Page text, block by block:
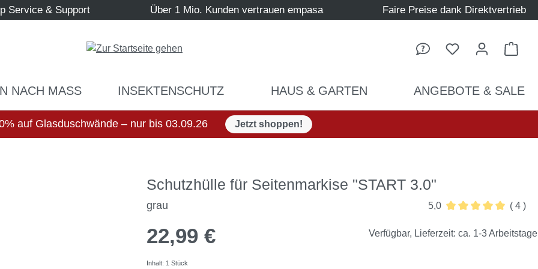
Service & Support Über 1 Mio. Kunden vertrauen empasa Faire Preise dank Direktvertrieb
NACH MASS INSEKTENSCHUTZ HAUS & GARTEN ANGEBOTE & SALE
auf Glasduschwände – nur bis 03.09.26 Jetzt shoppen!
Schutzhülle für Seitenmarkise "START 3.0"
grau
5,0
( 4 )
22,99 €
Inhalt: 1 Stück
Verfügbar, Lieferzeit: ca. 1-3 Arbeitstage